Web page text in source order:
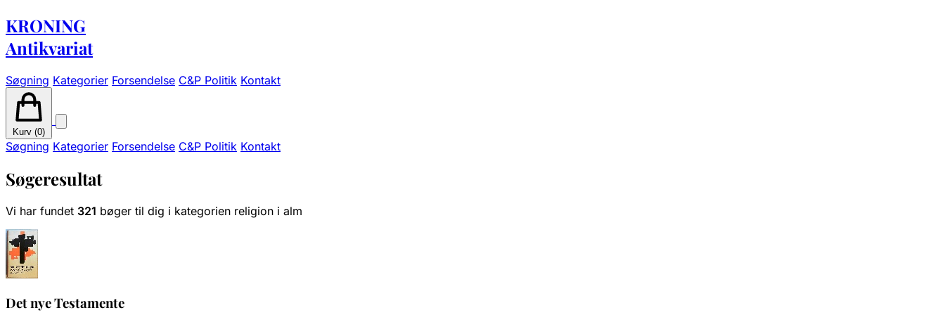
KRONING
Antikvariat
Søgning Kategorier Forsendelse C&P Politik Kontakt
Kurv (0)
Søgning Kategorier Forsendelse C&P Politik Kontakt
Søgeresultat
Vi har fundet 321 bøger til dig i kategorien religion i alm
Det nye Testamente